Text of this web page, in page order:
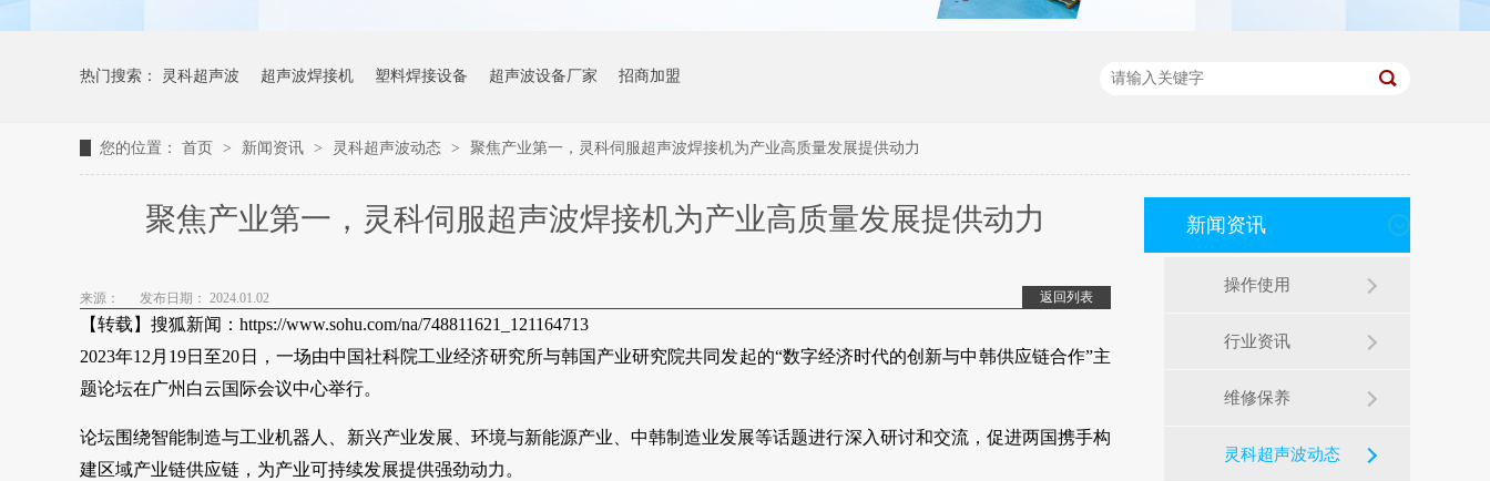
热门搜索： 灵科超声波 超声波焊接机 塑料焊接设备 超声波设备厂家 招商加盟
您的位置： 首页 > 新闻资讯 > 灵科超声波动态 > 聚焦产业第一，灵科伺服超声波焊接机为产业高质量发展提供动力
聚焦产业第一，灵科伺服超声波焊接机为产业高质量发展提供动力
返回列表
来源： 发布日期： 2024.01.02
【转载】搜狐新闻：https://www.sohu.com/na/748811621_121164713
2023年12月19日至20日，一场由中国社科院工业经济研究所与韩国产业研究院共同发起的“数字经济时代的创新与中韩供应链合作”主
题论坛在广州白云国际会议中心举行。
论坛围绕智能制造与工业机器人、新兴产业发展、环境与新能源产业、中韩制造业发展等话题进行深入研讨和交流，促进两国携手构
建区域产业链供应链，为产业可持续发展提供强劲动力。
新闻资讯
操作使用
行业资讯
维修保养
灵科超声波动态